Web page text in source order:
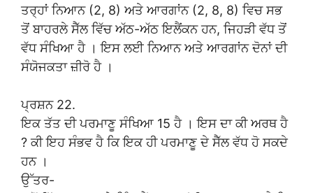
ਤਰ੍ਹਾਂ ਨਿਆਨ (2, 8) ਅਤੇ ਆਰਗਾਂਨ (2, 8, 8) ਵਿਚ ਸਭ
ਤੋਂ ਬਾਹਰਲੇ ਸੈੱਲ ਵਿੱਚ ਅੱਠ-ਅੱਠ ਇਲੈਂਕਨ ਹਨ, ਜਿਹੜੀ ਵੱਧ ਤੋਂ
ਵੱਧ ਸੰਖਿਆ ਹੈ । ਇਸ ਲਈ ਨਿਆਨ ਅਤੇ ਆਰਗਾਂਨ ਦੋਨਾਂ ਦੀ
ਸੰਯੋਜਕਤਾ ਜ਼ੀਰੋ ਹੈ ।
ਪ੍ਰਸ਼ਨ 22.
ਇਕ ਤੱਤ ਦੀ ਪਰਮਾਣੂ ਸੰਖਿਆ 15 ਹੈ । ਇਸ ਦਾ ਕੀ ਅਰਥ ਹੈ
? ਕੀ ਇਹ ਸੰਭਵ ਹੈ ਕਿ ਇਕ ਹੀ ਪਰਮਾਣੂ ਦੇ ਸੈੱਲ ਵੱਧ ਹੋ ਸਕਦੇ
ਹਨ ।
ਉੱਤਰ-